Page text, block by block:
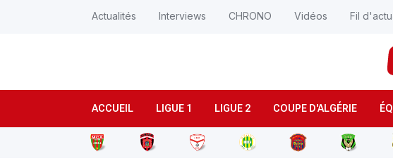
ACCUEIL LIGUE 1 LIGUE 2 COUPE D'ALGÉRIE
Actualités Interviews CHRONO Vidéos Fil